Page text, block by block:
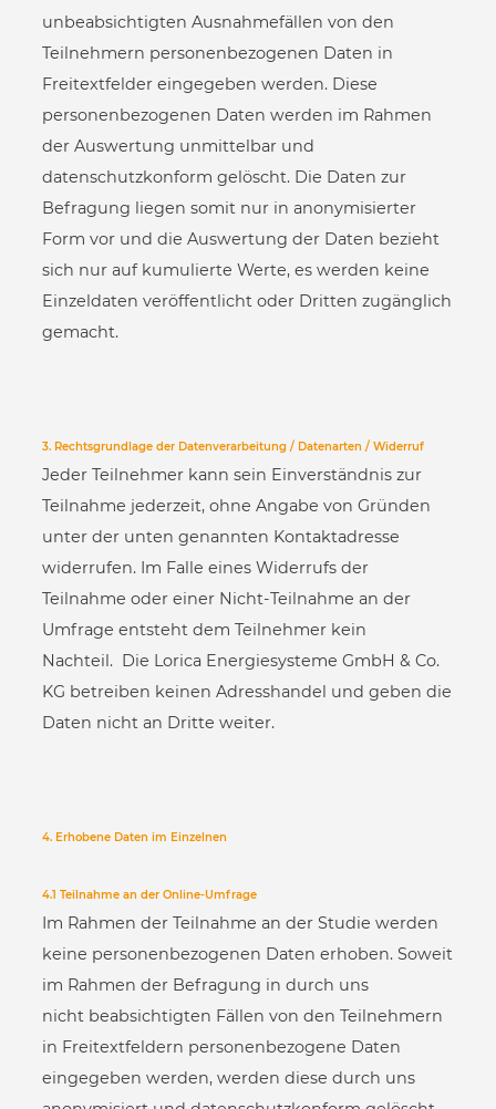
unbeabsichtigten Ausnahmefällen von den
Teilnehmern personenbezogenen Daten in
Freitextfelder eingegeben werden. Diese
personenbezogenen Daten werden im Rahmen
der Auswertung unmittelbar und
datenschutzkonform gelöscht. Die Daten zur
Befragung liegen somit nur in anonymisierter
Form vor und die Auswertung der Daten bezieht
sich nur auf kumulierte Werte, es werden keine
Einzeldaten veröffentlicht oder Dritten zugänglich
gemacht.
3. Rechtsgrundlage der Datenverarbeitung / Datenarten / Widerruf
Jeder Teilnehmer kann sein Einverständnis zur
Teilnahme jederzeit, ohne Angabe von Gründen
unter der unten genannten Kontaktadresse
widerrufen. Im Falle eines Widerrufs der
Teilnahme oder einer Nicht-Teilnahme an der
Umfrage entsteht dem Teilnehmer kein
Nachteil. Die Lorica Energiesysteme GmbH & Co.
KG betreiben keinen Adresshandel und geben die
Daten nicht an Dritte weiter.
4. Erhobene Daten im Einzelnen
4.1 Teilnahme an der Online-Umfrage
Im Rahmen der Teilnahme an der Studie werden
keine personenbezogenen Daten erhoben. Soweit
im Rahmen der Befragung in durch uns
nicht beabsichtigten Fällen von den Teilnehmern
in Freitextfeldern personenbezogene Daten
eingegeben werden, werden diese durch uns